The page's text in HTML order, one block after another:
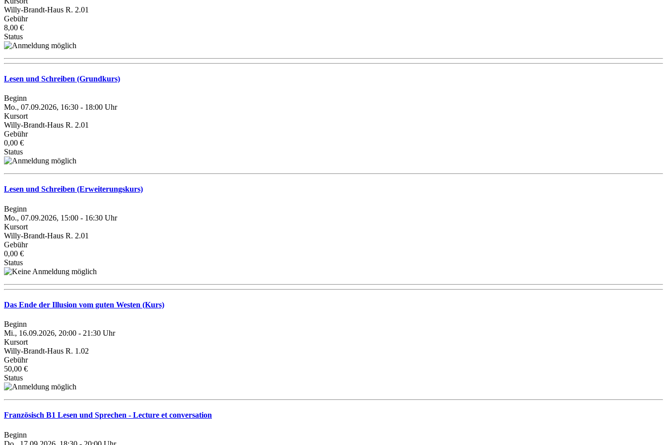
Willy-Brandt-Haus R. 2.01
Gebühr
8,00 €
Status
Lesen und Schreiben (Grundkurs)
Beginn
Mo., 07.09.2026, 16:30 - 18:00 Uhr
Kursort
Willy-Brandt-Haus R. 2.01
Gebühr
0,00 €
Status
Lesen und Schreiben (Erweiterungskurs)
Beginn
Mo., 07.09.2026, 15:00 - 16:30 Uhr
Kursort
Willy-Brandt-Haus R. 2.01
Gebühr
0,00 €
Status
Das Ende der Illusion vom guten Westen (Kurs)
Beginn
Mi., 16.09.2026, 20:00 - 21:30 Uhr
Kursort
Willy-Brandt-Haus R. 1.02
Gebühr
50,00 €
Status
Französisch B1 Lesen und Sprechen - Lecture et conversation
Beginn